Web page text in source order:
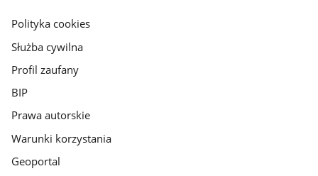
gov.pl
Polityka cookies
Służba cywilna
Profil zaufany
BIP
Prawa autorskie
Warunki korzystania
Geoportal